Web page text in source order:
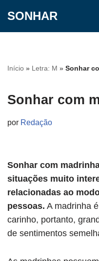
conteúdo
SONHAR
Início » Letra: M » Sonhar
Sonhar com
por Redação
Sonhar com
situações muito
relacionadas ao
pessoas. A madrinha
carinho, portanto,
de sentimentos